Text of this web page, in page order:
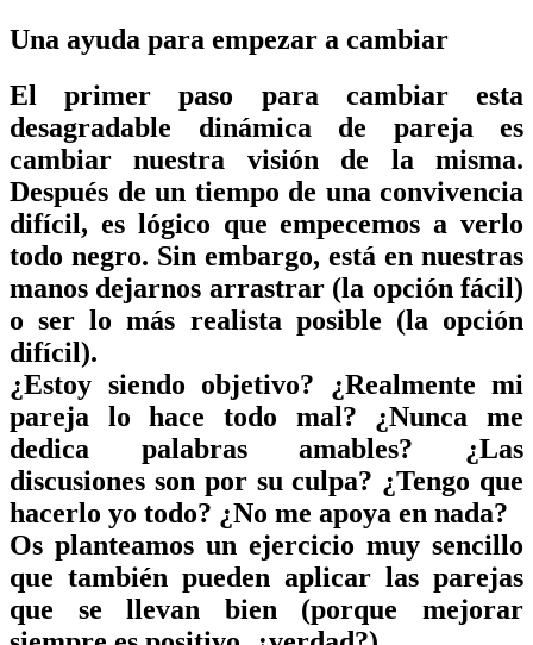
Una ayuda para empezar a cambiar
El primer paso para cambiar esta
desagradable dinámica de pareja es
cambiarnuestra visión de la misma.
Después de un tiempo de una convivencia
difícil, es lógico que empecemos a verlo
todo negro. Sin embargo, está en nuestras
manos dejarnos arrastrar(la opción fácil)
o ser lo más realista posible (la opción
difícil).
¿Estoy siendo objetivo? ¿Realmente mi
pareja lo hace todo mal? ¿Nunca me
dedica palabras amables? ¿Las
discusiones son por su culpa? ¿Tengo que
hacerlo yo todo? ¿No me apoya en nada?
Os planteamos un ejercicio muy sencillo
que también pueden aplicar las parejas
que se llevan bien (porque mejorar